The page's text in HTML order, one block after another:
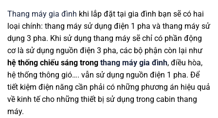
Thang máy gia đình khi lắp đặt tại gia đình bạn sẽ có hai
loại chính: thang máy sử dụng điện 1 pha và thang máy sử
dụng 3 pha. Khi sử dụng thang máy sẽ chỉ có phần động
cơ là sử dụng nguồn điện 3 pha, các bộ phận còn lại như
hệ thống chiếu sáng trong thang máy gia đình, điều hòa,
hệ thống thông gió…. vẫn sử dụng nguồn điện 1 pha. Để
tiết kiệm điện năng cần phải có những phương án hiệu quả
về kinh tế cho những thiết bị sử dụng trong cabin thang
máy.